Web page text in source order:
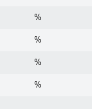
%
%
%
%